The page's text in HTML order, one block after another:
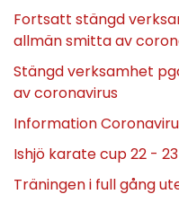
Fortsatt stängd
allmän smitta av
Stängd verksamhet
av coronavirus
Information
Ishjö karate cup 22 -
Träningen i full gång